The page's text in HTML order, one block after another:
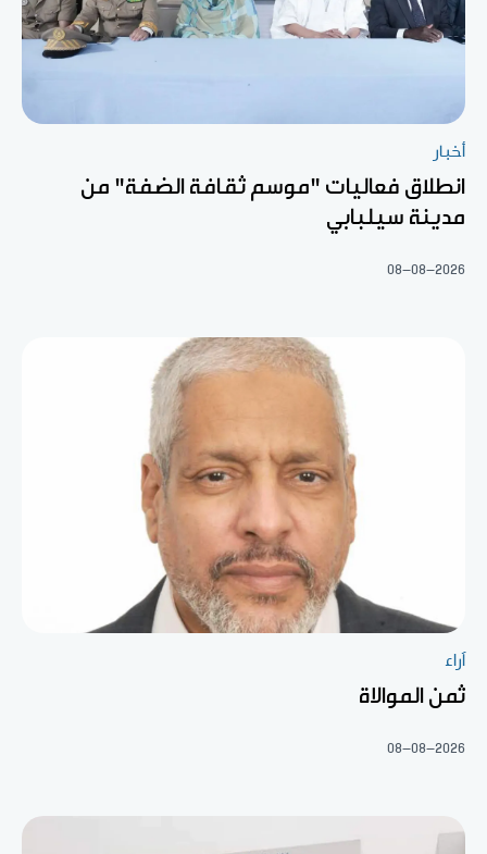
أخبار
انطلاق فعاليات "موسم ثقافة الضفة" من
مدينة سيلبابي
08-08-2026
آراء
ثمن الموالاة
08-08-2026